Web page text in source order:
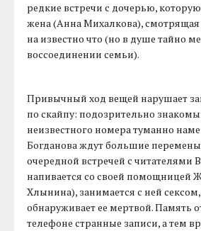
редкие встречи с дочерью,
жена (Анна Михалкова),
на известно что (но в душе тайно
воссоединении семьи).
Привычный ход вещей нарушает
по скайпу: подозрительно
неизвестного номера туманно
Богданова ждут большие
очередной встречей с читателями
напивается со своей помощницей
Хлынина), занимается с ней сексом,
обнаруживает ее мертвой. Память
телефоне странные записи, а тем